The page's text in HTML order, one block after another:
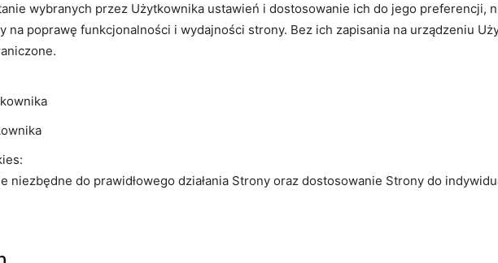
wybranych przez Użytkownika ustawień i dostosowanie ich do jego preferencji,
na poprawę funkcjonalności i wydajności strony. Bez ich zapisania na urządzeniu
niezbędne do prawidłowego działania Strony oraz dostosowanie Strony do